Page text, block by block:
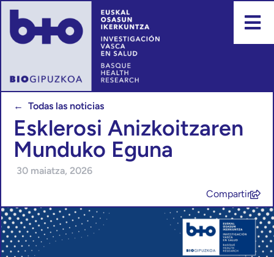
← Todas las noticias
Esklerosi Anizkoitzaren
Munduko Eguna
30 maiatza, 2026
Compartir